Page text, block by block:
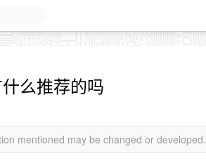
么推荐的吗
mentioned may be changed or developed.